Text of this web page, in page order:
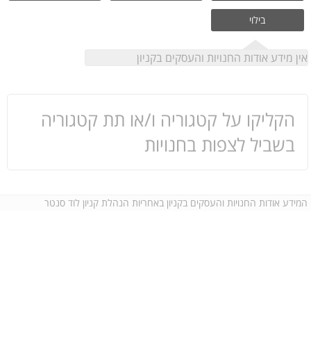
בילוי
אין מידע אודות החנויות והעסקים בקניון
הקליקו על קטגוריה ו/או תת קטגוריה
בשביל לצפות בחנויות
המידע אודות החנויות והעסקים בקניון באחריות הנהלת קניון לוד סנטר